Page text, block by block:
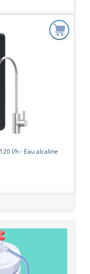
l/h - Eau alcaline